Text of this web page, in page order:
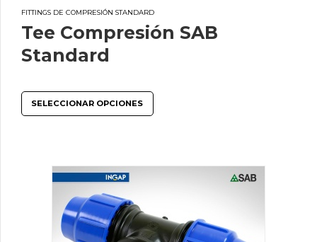
FITTINGS DE COMPRESIÓN STANDARD
Tee Compresión SAB
Standard
SELECCIONAR OPCIONES